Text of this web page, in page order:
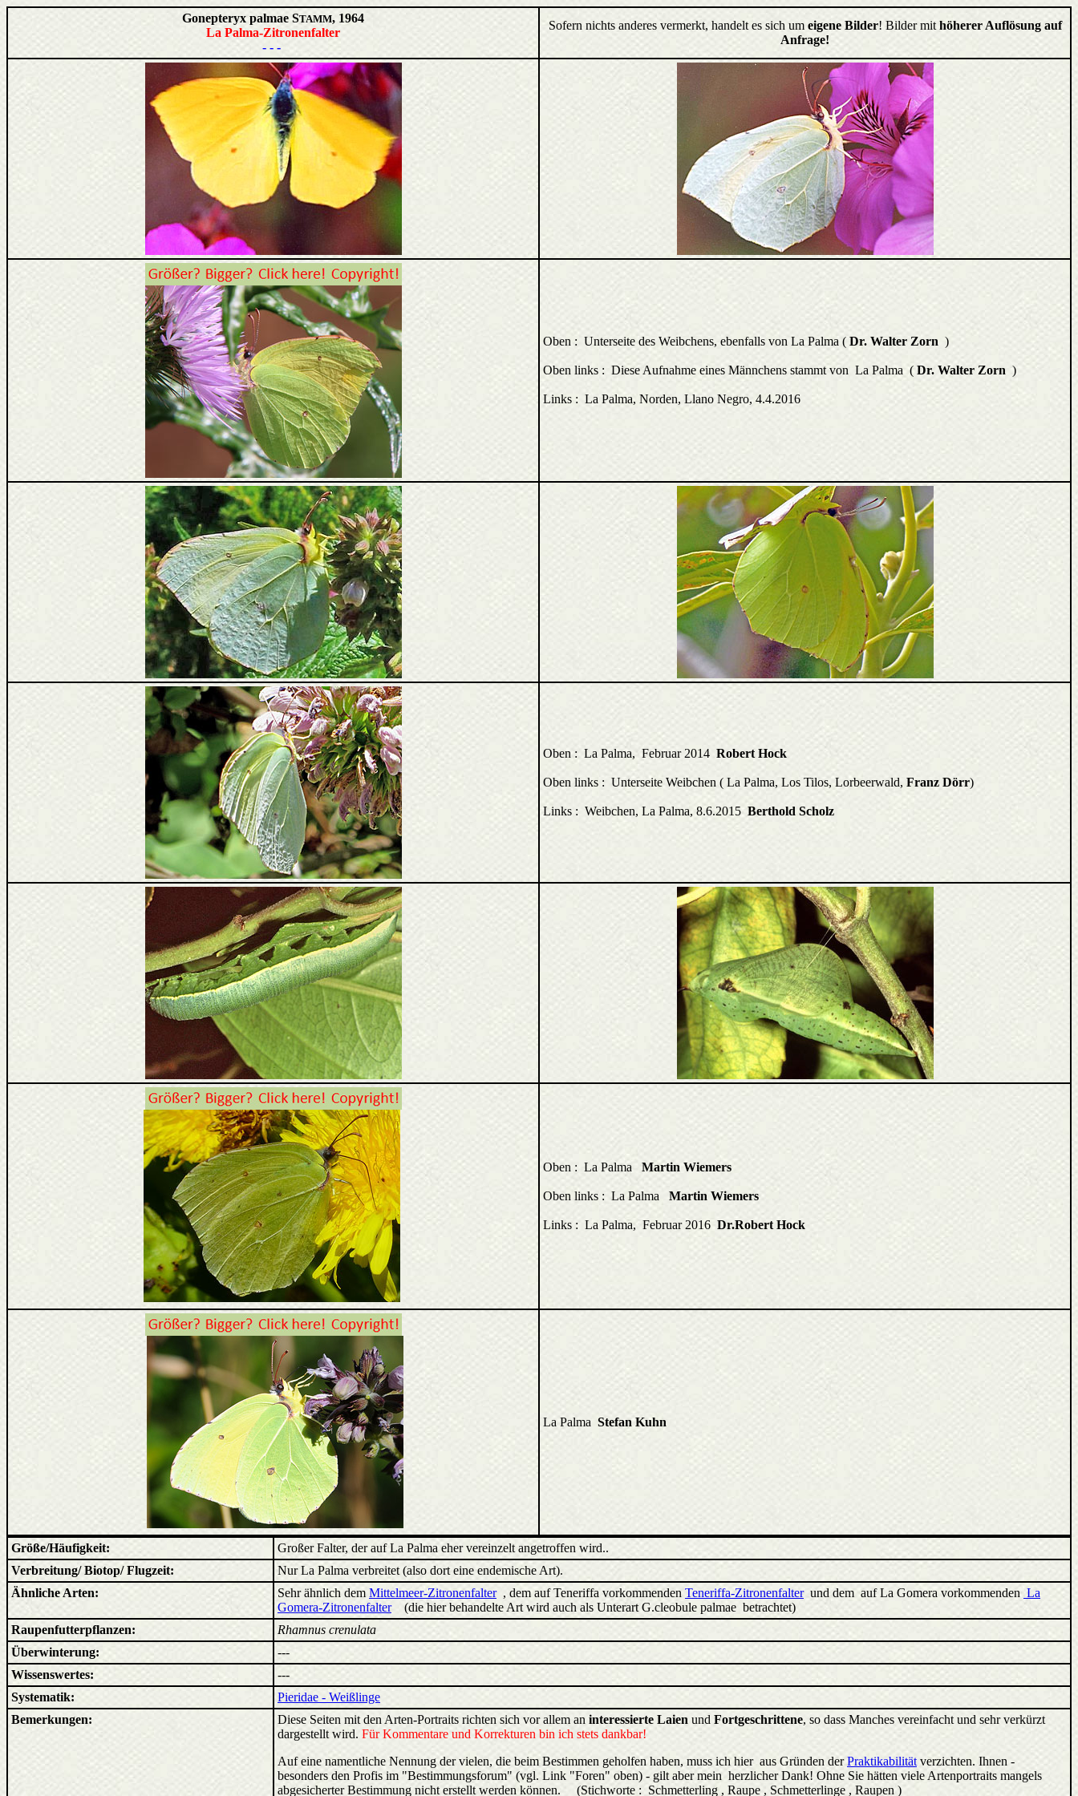
Gonepteryx palmae STAMM, 1964
La Palma-Zitronenfalter
- - -
Sofern nichts anderes vermerkt, handelt es sich um eigene Bilder! Bilder mit höherer Auflösung auf
Anfrage!
Oben : Unterseite des Weibchens, ebenfalls von La Palma ( Dr. Walter Zorn )
Oben links : Diese Aufnahme eines Männchens stammt von La Palma ( Dr. Walter Zorn )
Links : La Palma, Norden, Llano Negro, 4.4.2016
Oben : La Palma, Februar 2014 Robert Hock
Oben links : Unterseite Weibchen ( La Palma, Los Tilos, Lorbeerwald, Franz Dörr)
Links : Weibchen, La Palma, 8.6.2015 Berthold Scholz
Oben : La Palma Martin Wiemers
Oben links : La Palma Martin Wiemers
Links : La Palma, Februar 2016 Dr.Robert Hock
La Palma Stefan Kuhn
Größe/Häufigkeit:
Großer Falter, der auf La Palma eher vereinzelt angetroffen wird..
Verbreitung/ Biotop/ Flugzeit:
Nur La Palma verbreitet (also dort eine endemische Art).
Ähnliche Arten:
Sehr ähnlich dem Mittelmeer-Zitronenfalter, dem auf Teneriffa vorkommenden Teneriffa-Zitronenfalterund dem auf La Gomera vorkommenden La
Gomera-Zitronenfalter(die hier behandelte Art wird auch als Unterart G.cleobule palmae betrachtet)
Raupenfutterpflanzen:
Rhamnus crenulata
Überwinterung:
---
Wissenswertes:
---
Systematik:
Pieridae - Weißlinge
Bemerkungen:
Diese Seiten mit den Arten-Portraits richten sich vor allem an interessierte Laien und Fortgeschrittene, so dass Manches vereinfacht und sehr verkürzt
dargestellt wird. Für Kommentare und Korrekturen bin ich stets dankbar!
Auf eine namentliche Nennung der vielen, die beim Bestimmen geholfen haben, muss ich hier aus Gründen derPraktikabilität verzichten. Ihnen -
besonders den Profis im "Bestimmungsforum" (vgl. Link "Foren" oben) - gilt aber mein herzlicher Dank! Ohne Sie hätten viele Artenportraits mangels
abgesicherter Bestimmung nicht erstellt werden können. (Stichworte : Schmetterling , Raupe , Schmetterlinge , Raupen )